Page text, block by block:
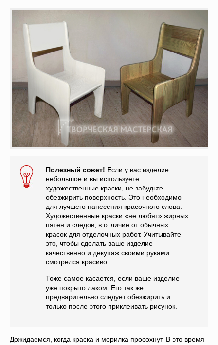
Полезный совет! Если у вас изделие
небольшое и вы используете
художественные краски, не забудьте
обезжирить поверхность. Это необходимо
для лучшего нанесения красочного слова.
Художественные краски «не любят» жирных
пятен и следов, в отличие от обычных
красок для отделочных работ. Учитывайте
это, чтобы сделать ваше изделие
качественно и декупаж своими руками
смотрелся красиво.
Тоже самое касается, если ваше изделие
уже покрыто лаком. Его так же
предварительно следует обезжирить и
только после этого приклеивать рисунок.
Дожидаемся, когда краска и морилка просохнут. В это время